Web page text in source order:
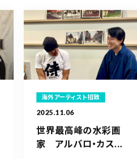
海外アーティスト招致
2025.11.06
世界最高峰の水彩画
家 アルバロ・カス...